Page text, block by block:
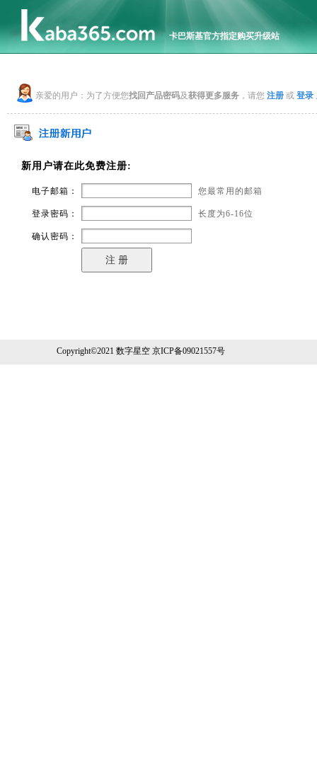
卡巴斯基官方指定购买升级站
亲爱的用户：为了方便您找回产品密码及获得更多服务 ，请您 注册 或 登录
新用户请在此免费注册:
电子邮箱： 您最常用的邮箱
登录密码： 长度为6-16位
确认密码：
Copyright©2021 数字星空 京ICP备09021557号